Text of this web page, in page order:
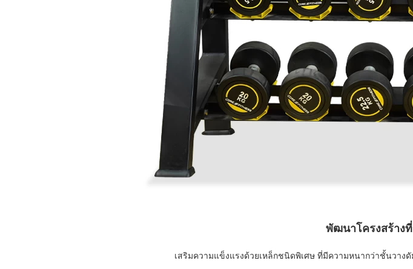
พัฒนาโครงสร้าง
เสริมความแข็งแรงด้วยเหล็กชนิดพิเศษ ที่มีความหนากว่าชั้นวาง